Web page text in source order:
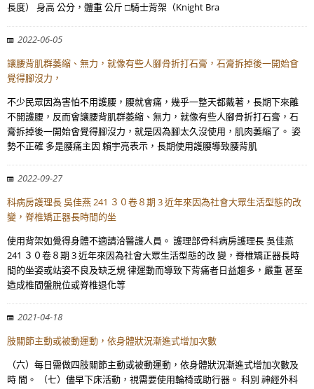
長度） 身高 公分，體重 公斤 □騎士背架（Knight Bra
2022-06-05
讓腰背肌群萎縮、無力，就像有些人腳骨折打石膏，石膏拆掉後一開始會
覺得腳沒力，
不少民眾因為害怕不用護腰，腰就會痛，幾乎一整天都戴著，長期下來離
不開護腰，反而會讓腰背肌群萎縮、無力，就像有些人腳骨折打石膏，石
膏拆掉後一開始會覺得腳沒力，就是因為腳太久沒使用，肌肉萎縮了。 姿
勢不正確 多是腰痛主因 賴宇亮表示，長期使用護腰導致腰背肌
2022-09-27
科病房護理長 吳佳燕 241 ３０卷８期 3 近年來因為社會大眾生活型態的改
變，脊椎矯正器長時間的坐
使用背架如覺得身體不適請洽醫護人員。 護理部骨科病房護理長 吳佳燕
241 ３０卷８期 3 近年來因為社會大眾生活型態的改 變，脊椎矯正器長時
間的坐姿或站姿不良及缺乏規 律運動而導致下背痛者日益趨多，嚴重 甚至
造成椎間盤脫位或脊椎退化等
2021-04-18
肢關節主動或被動運動，依身體狀況漸進式增加次數
（六）每日需做四肢關節主動或被動運動，依身體狀況漸進式增加次數及
時 間。 （七）儘早下床活動，視需要使用輪椅或助行器。 科別 神經外科